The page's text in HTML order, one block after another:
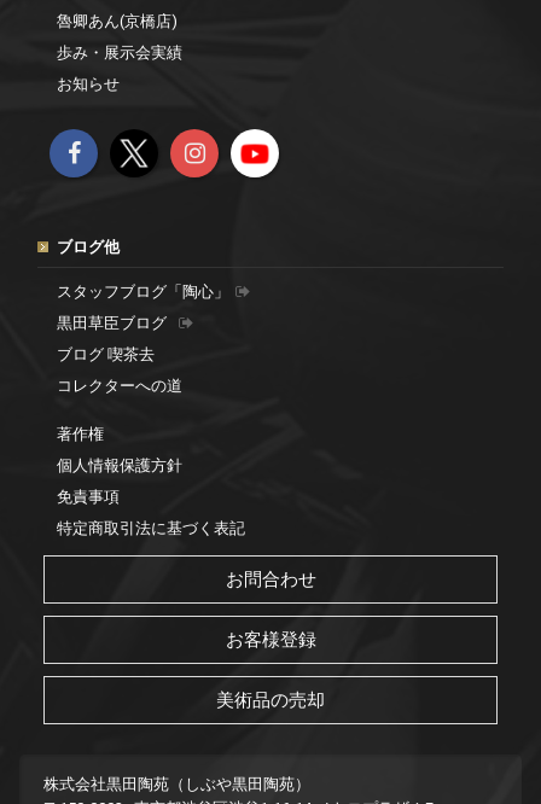
魯卿あん(京橋店)
歩み・展示会実績
お知らせ
ブログ他
スタッフブログ「陶心」
黒田草臣ブログ
ブログ 喫茶去
コレクターへの道
著作権
個人情報保護方針
免責事項
特定商取引法に基づく表記
お問合わせ
お客様登録
美術品の売却
株式会社黒田陶苑（しぶや黒田陶苑）